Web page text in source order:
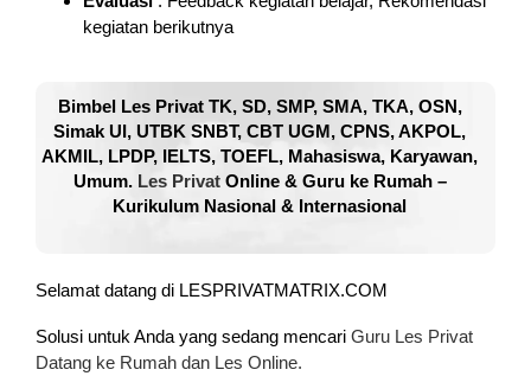
kegiatan berikutnya
Bimbel Les Privat TK, SD, SMP, SMA, TKA, OSN,
Simak UI, UTBK SNBT, CBT UGM, CPNS, AKPOL,
AKMIL, LPDP, IELTS, TOEFL, Mahasiswa, Karyawan,
Umum. Les PrivatOnline & Guru ke Rumah –
Kurikulum Nasional & Internasional
Selamat datang di LESPRIVATMATRIX.COM
Solusi untuk Anda yang sedang mencari Guru Les Privat
Datang ke Rumah dan Les Online.